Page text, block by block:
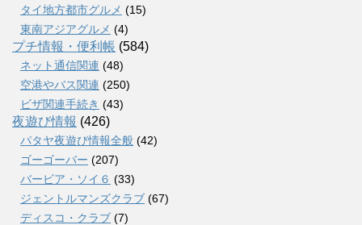
タイ地方都市グルメ (15)
東南アジアグルメ (4)
プチ情報・便利帳 (584)
ネット通信関連 (48)
空港やバス関連 (250)
ビザ関連手続き (43)
夜遊び情報 (426)
パタヤ夜遊び情報全般 (42)
ゴーゴーバー (207)
バービア・ソイ６ (33)
ジェントルマンズクラブ (67)
ディスコ・クラブ (7)